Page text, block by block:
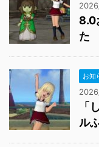
8.0
た
お知
「
ル